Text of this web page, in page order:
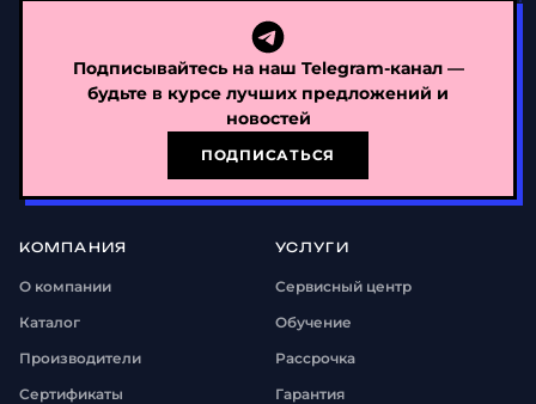
Подписывайтесь на наш Telegram-канал —
будьте в курсе лучших предложений и
новостей
ПОДПИСАТЬСЯ
КОМПАНИЯ
О компании
Каталог
Производители
Сертификаты
УСЛУГИ
Сервисный центр
Обучение
Рассрочка
Гарантия